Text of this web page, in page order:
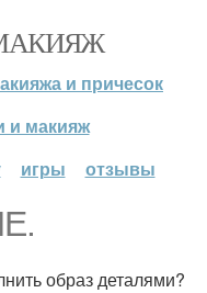
и причесок
и макияж
игры отзывы
образ деталями?